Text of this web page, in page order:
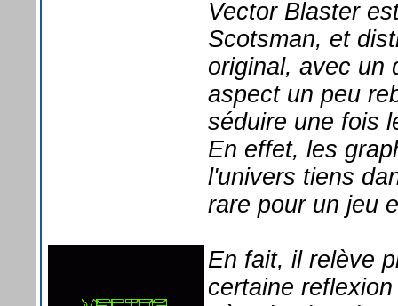
Vector Blaster
Scotsman, et
original, avec un
aspect un peu
séduire une fois
En effet, les
l'univers tiens
rare pour un jeu
En fait, il relève
certaine